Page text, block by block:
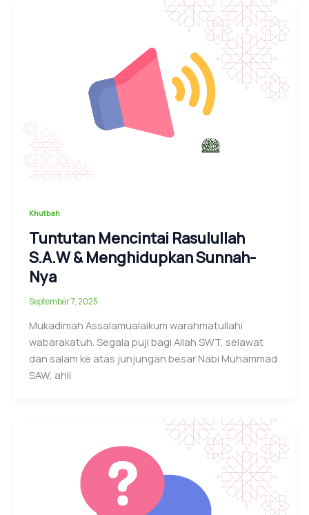
Khutbah
Tuntutan Mencintai Rasulullah
S.A.W & Menghidupkan Sunnah-
Nya
September 7, 2025
Mukadimah Assalamualaikum warahmatullahi
wabarakatuh. Segala puji bagi Allah SWT, selawat
dan salam ke atas junjungan besar Nabi Muhammad
SAW, ahli